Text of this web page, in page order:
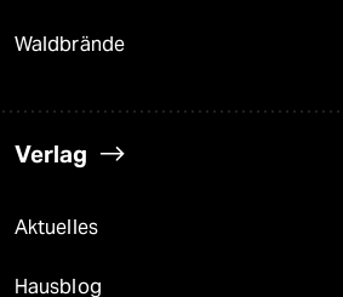
Waldbrände
Verlag
Aktuelles
Hausblog